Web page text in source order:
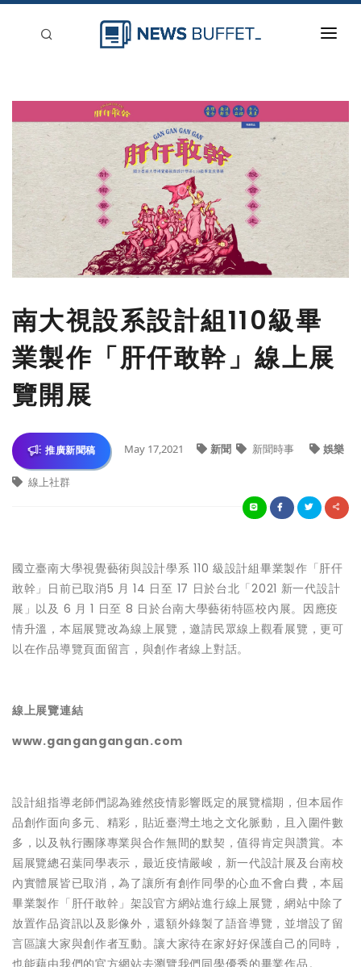
刊登
南大視設系設計組110級畢
業製作「肝仠敢幹」線上展
覽開展
推廣新聞稿 May 17,2021 新聞 新聞時事 娛樂
線上社群
國立臺南大學視覺藝術與設計學系 110 級設計組畢業製作「肝仠
敢幹」日前已取消5 月 14 日至 17 日於台北「2021 新一代設計
展」以及 6 月 1 日至 8 日於台南大學藝術特區校內展。因應疫
情升溫，本屆展覽改為線上展覽，邀請民眾線上觀看展覽，更可
以在作品導覽頁面留言，與創作者線上對話。
線上展覽連結
www.gangangangan.com
設計組指導老師們認為雖然疫情影響既定的展覽檔期，但本屆作
品創作面向多元、精彩，貼近臺灣土地之文化脈動，且入圍件數
多，以及執行團隊專業與合作無間的默契，值得肯定與讚賞。本
屆展覽總召葉同學表示，最近疫情嚴峻，新一代設計展及台南校
內實體展皆已取消，為了讓所有創作同學的心血不會白費，本屆
畢業製作「肝仠敢幹」架設官方網站進行線上展覽，網站中除了
放置作品資訊以及影像外，還額外錄製了語音導覽，並增設了留
言區讓大家與創作者互動。讓大家待在家好好保護自己的同時，
也能藉由我們的官方網站去瀏覽我們同學優秀的畢業作品。